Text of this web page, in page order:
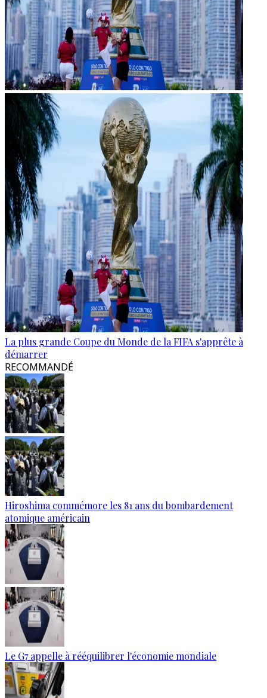
La plus grande Coupe du Monde de la FIFA s'apprête à
démarrer
RECOMMANDÉ
Hiroshima commémore les 81 ans du bombardement
atomique américain
Le G7 appelle à rééquilibrer l'économie mondiale